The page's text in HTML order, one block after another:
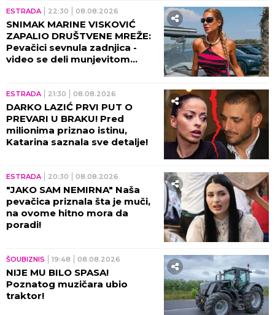
ESTRADA 22:30 08.08.2026
SNIMAK MARINE VISKOVIĆ
ZAPALIO DRUŠTVENE MREŽE:
Pevačici sevnula zadnjica -
video se deli munjevitom
ESTRADA 21:30 08.08.2026
DARKO LAZIĆ PRVI PUT O
PREVARI U BRAKU! Pred
milionima priznao istinu,
Katarina saznala sve detalje!
ESTRADA 20:30 08.08.2026
"JAKO SAM NEMIRNA" Naša
pevačica priznala šta je muči,
na ovome hitno mora da
poradi!
ŠOUBIZNIS 19:48 08.08.2026
NIJE MU BILO SPASA!
Poznatog muzičara ubio
traktor!